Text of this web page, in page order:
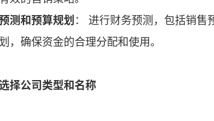
测和预算规划 ： 进行财务预测，包括销售
，确保资金的合理分配和使用。
择公司类型和名称